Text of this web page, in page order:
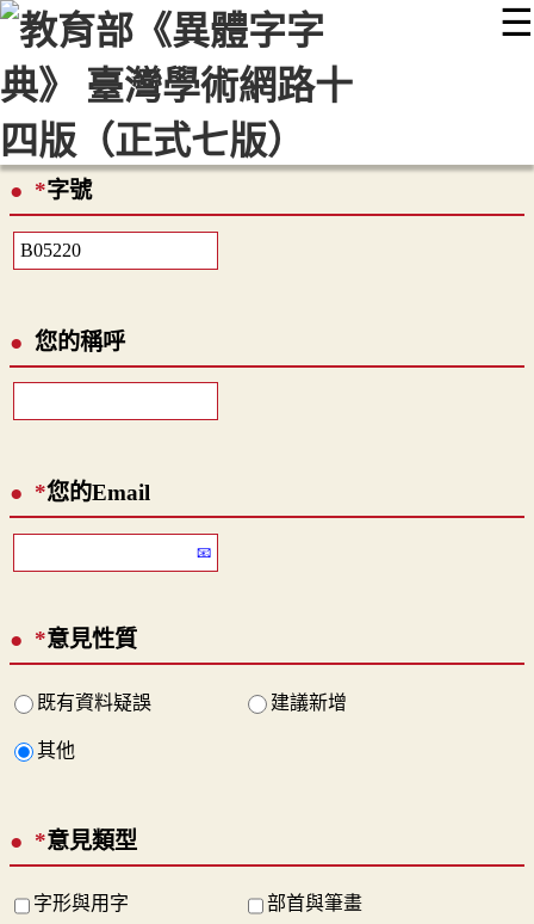
☰
::: 最新消息 常見問題 編輯說明
顯示模式
網站導覽
*字號
您的稱呼
*您的Email
*意見性質
既有資料疑誤 建議新增
其他
*意見類型
字形與用字 部首與筆畫